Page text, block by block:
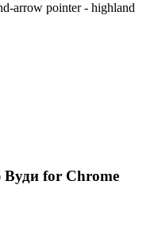
arrow pointer - highland
for Chrome